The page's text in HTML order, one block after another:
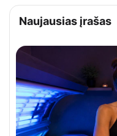
Naujausias įrašas